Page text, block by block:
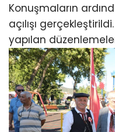
Konuşmaların
açılışı
yapılan